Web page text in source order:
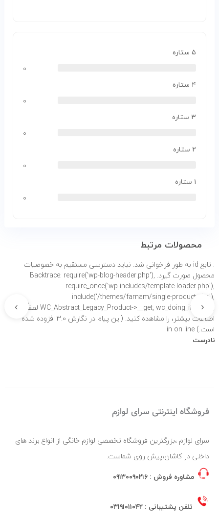
۵ ستاره
۰
۴ ستاره
۰
۳ ستاره
۰
۲ ستاره
۰
۱ ستاره
۰
محصولات مرتبط
: تابع id به طور
فراخوانی شد. نباید دسترسی مستقیم به خصوصیات
محصول صورت گیرد. Backtrace: require('wp-blog-header.php'),
require_once('wp-includes/template-loader.php'),
include('/themes/farnam/single-product.php'),
WC_Abstract_Legacy_Product->__get, wc_doing_it_wrong لطفاً برای
اطلاعات بیشتر،
را مشاهده کنید. (این پیام در نگارش 3.0 افزوده شده
است.) in on line
نادرست
‹
›
فروشگاه اینترنتی سرای لوازم
سرای لوازم ،بزرگترین فروشگاه تخصصی لوازم خانگی از انواع برند های
داخلی در کاشان،پیش روی شماست.
مشاوره فروش : ۰۹۱۳۰۰۹۰۲۱۶
تلفن پشتیبانی : ۰۳۱۹۱۰۱۱۰۴۲